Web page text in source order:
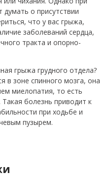
думать о присутствии
что у вас грыжа,
заболеваний сердца,
тракта и опорно-
грыжа грудного отдела?
в зоне спинного мозга, она
миелопатия, то есть
болезнь приводит к
при ходьбе и
пузырем.